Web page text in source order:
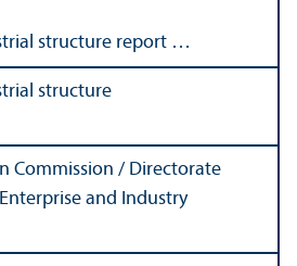
structure report …
structure
Commission / Directorate
and Industry